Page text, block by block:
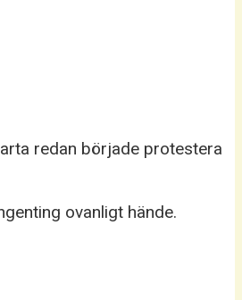
redan började protestera
ovanligt hände.